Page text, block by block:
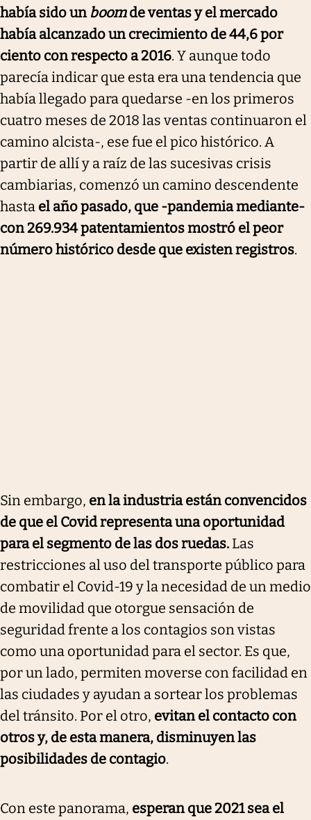
había sido unboomde ventas y el mercado
había alcanzado un crecimiento de 44,6 por
ciento con respecto a 2016. Y aunque todo
parecía indicar que esta era una tendencia que
había llegado para quedarse -en los primeros
cuatro meses de 2018 las ventas continuaron el
camino alcista-, ese fue el pico histórico. A
partir de allí y a raíz de las sucesivas crisis
cambiarias, comenzó un camino descendente
hasta el año pasado, que -pandemia mediante-
con 269.934 patentamientos mostró el peor
número histórico desde que existen registros.
Sin embargo, en la industria están convencidos
de que el Covid representa una oportunidad
para el segmento de las dos ruedas. Las
restricciones al uso del transporte público para
combatir el Covid-19 y la necesidad de un medio
de movilidad que otorgue sensación de
seguridad frente a los contagios son vistas
como una oportunidad para el sector. Es que,
por un lado, permiten moverse con facilidad en
las ciudades y ayudan a sortear los problemas
del tránsito. Por el otro, evitan el contacto con
otros y, de esta manera, disminuyen las
posibilidades de contagio.
Con este panorama, esperan que 2021 sea el